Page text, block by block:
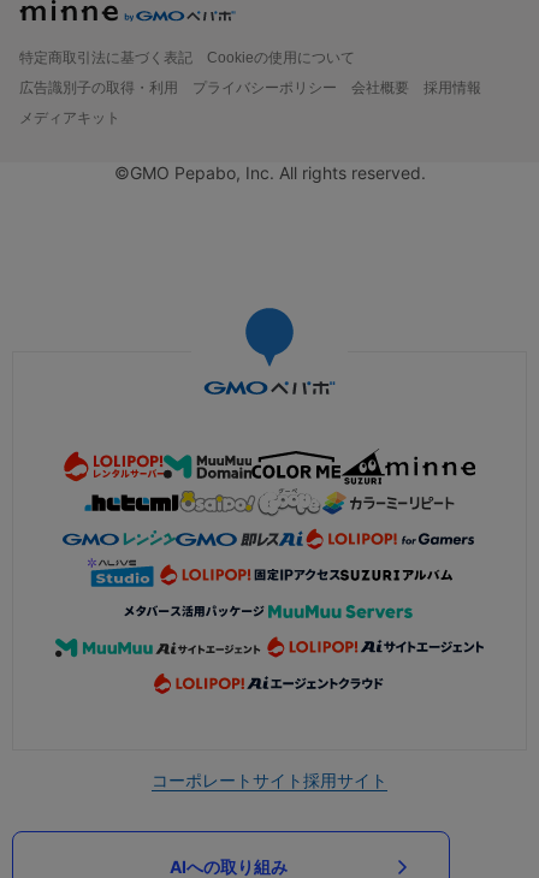
特定商取引法に基づく表記
Cookieの使用について
広告識別子の取得・利用
プライバシーポリシー 会社概要
採用情報
メディアキット
©GMO Pepabo, Inc. All rights reserved.
コーポレートサイト採用サイト
AIへの取り組み